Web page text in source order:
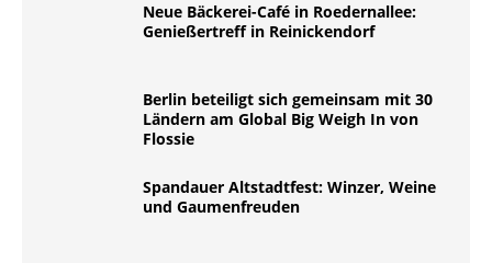
Neue Bäckerei-Café in Roedernallee:
Genießertreff in Reinickendorf
Berlin beteiligt sich gemeinsam mit 30
Ländern am Global Big Weigh In von
Flossie
Spandauer Altstadtfest: Winzer, Weine
und Gaumenfreuden